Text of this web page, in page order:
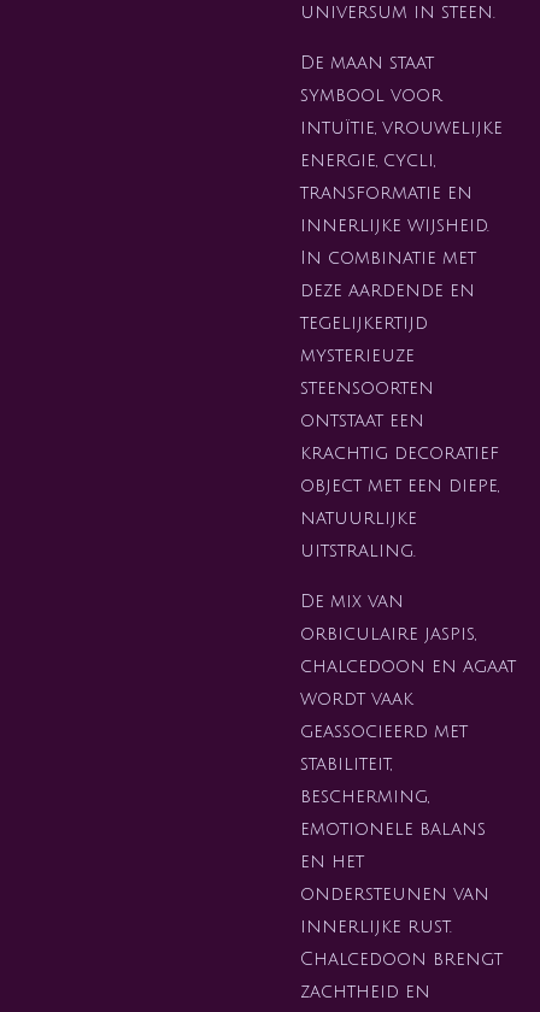
universum in steen.
De maan staat
symbool voor
intuïtie, vrouwelijke
energie, cycli,
transformatie en
innerlijke wijsheid.
In combinatie met
deze aardende en
tegelijkertijd
mysterieuze
steensoorten
ontstaat een
krachtig decoratief
object met een diepe,
natuurlijke
uitstraling.
De mix van
orbiculaire jaspis,
chalcedoon en agaat
wordt vaak
geassocieerd met
stabiliteit,
bescherming,
emotionele balans
en het
ondersteunen van
innerlijke rust.
Chalcedoon brengt
zachtheid en